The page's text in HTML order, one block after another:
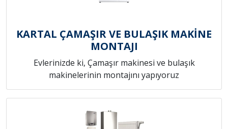
KARTAL ÇAMAŞIR VE BULAŞIK MAKİNE
MONTAJI
Evlerinizde ki, Çamaşır makinesi ve bulaşık
makinelerinin montajını yapıyoruz